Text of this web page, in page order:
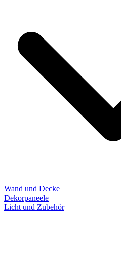
Wand und Decke
Dekorpaneele
Licht und Zubehör